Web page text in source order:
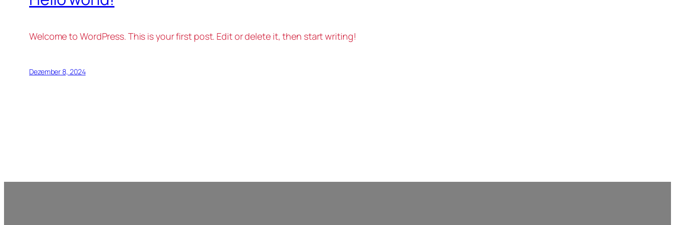
Welcome to WordPress. This is your first post. Edit or delete it, then start writing!
Dezember 8, 2024